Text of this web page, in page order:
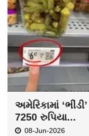
અમેરિકામાં
7250 રુપિયા...
08-Jun-2026